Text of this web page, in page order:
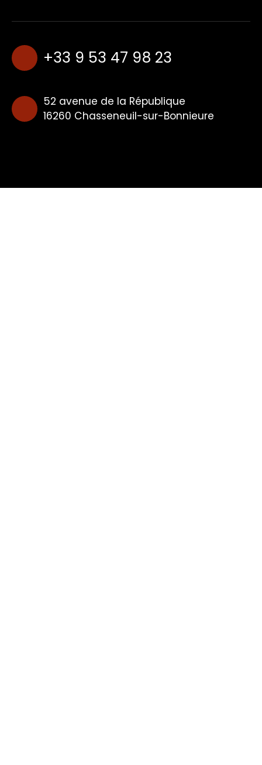
+33 9 53 47 98 23
52 avenue de la République
16260 Chasseneuil-sur-Bonnieure